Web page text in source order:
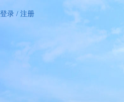
登录 / 注册